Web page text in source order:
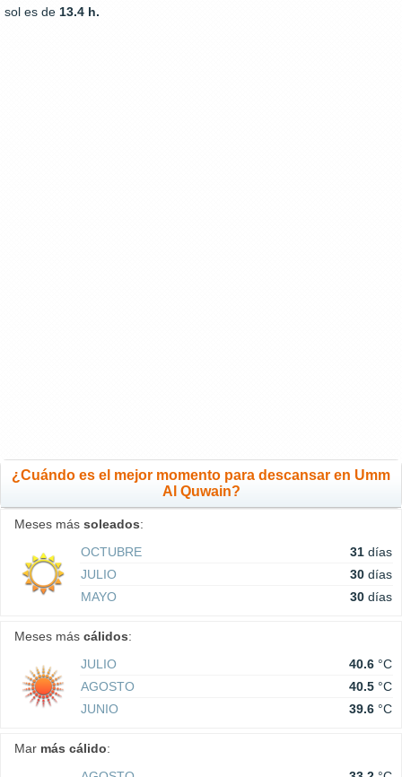
sol es de 13.4 h.
¿Cuándo es el mejor momento para descansar en Umm
Al Quwain?
Meses más soleados:
OCTUBRE
31 días
JULIO
30 días
MAYO
30 días
Meses más cálidos:
JULIO
40.6 °C
AGOSTO
40.5 °C
JUNIO
39.6 °C
Mar más cálido: